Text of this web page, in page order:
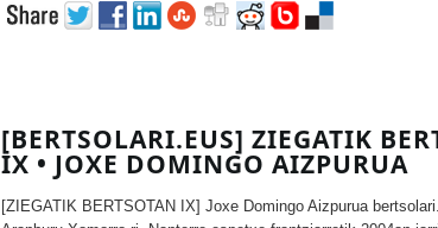
[BERTSOLARI.EUS] ZIEGATIK
IX • JOXE DOMINGO AIZPURUA
[ZIEGATIK BERTSOTAN IX] Joxe Domingo Aizpurua